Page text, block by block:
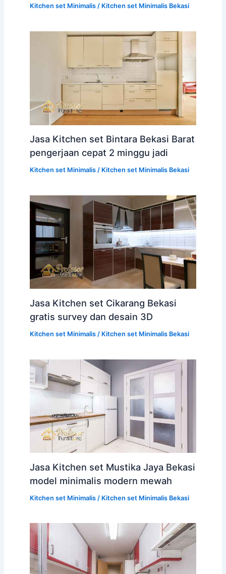
Kitchen set Minimalis/ Kitchen set Minimalis Bekasi
Jasa Kitchen set Bintara Bekasi Barat
pengerjaan cepat 2 minggu jadi
Kitchen set Minimalis/ Kitchen set Minimalis Bekasi
Jasa Kitchen set Cikarang Bekasi
gratis survey dan desain 3D
Kitchen set Minimalis/ Kitchen set Minimalis Bekasi
Jasa Kitchen set Mustika Jaya Bekasi
model minimalis modern mewah
Kitchen set Minimalis/ Kitchen set Minimalis Bekasi